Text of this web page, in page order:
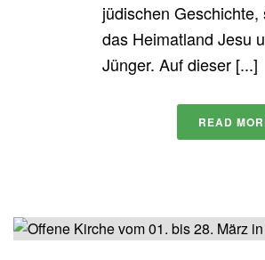
jüdischen Geschichte,
das Heimatland Jesu
Jünger. Auf dieser [...]
READ